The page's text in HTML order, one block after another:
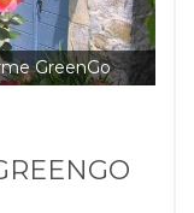
GreenGo